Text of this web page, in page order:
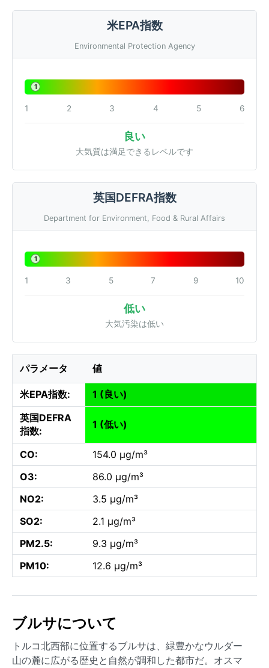
米EPA指数
Environmental Protection Agency
1
1 2 3 4 5 6
良い
大気質は満足できるレベルです
英国DEFRA指数
Department for Environment, Food & Rural Affairs
1
1 3 5 7 9 10
低い
大気汚染は低い
パラメータ 値
米EPA指数:
1 (良い)
英国DEFRA
指数:
1 (低い)
CO:
154.0 µg/m³
O3:
86.0 µg/m³
NO2:
3.5 µg/m³
SO2:
2.1 µg/m³
PM2.5:
9.3 µg/m³
PM10:
12.6 µg/m³
ブルサについて
トルコ北西部に位置するブルサは、緑豊かなウルダー
山の麓に広がる歴史と自然が調和した都市だ。オスマ